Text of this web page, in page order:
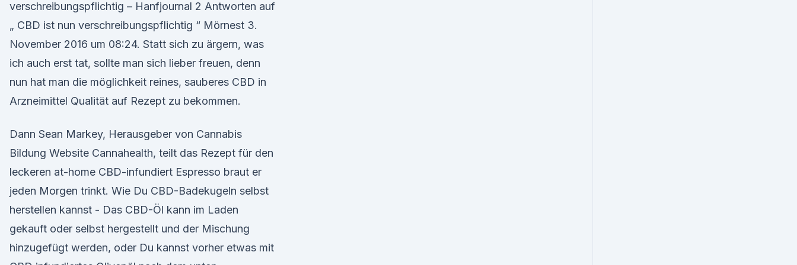
verschreibungspflichtig – Hanfjournal 2 Antworten auf
„ CBD ist nun verschreibungspflichtig “ Mörnest 3.
November 2016 um 08:24. Statt sich zu ärgern, was
ich auch erst tat, sollte man sich lieber freuen, denn
nun hat man die möglichkeit reines, sauberes CBD in
Arzneimittel Qualität auf Rezept zu bekommen.
Dann Sean Markey, Herausgeber von Cannabis
Bildung Website Cannahealth, teilt das Rezept für den
leckeren at-home CBD-infundiert Espresso braut er
jeden Morgen trinkt. Wie Du CBD-Badekugeln selbst
herstellen kannst - Das CBD-Öl kann im Laden
gekauft oder selbst hergestellt und der Mischung
hinzugefügt werden, oder Du kannst vorher etwas mit